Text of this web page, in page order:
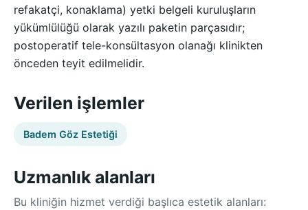
refakatçi, konaklama) yetki belgeli kuruluşların
yükümlülüğü olarak yazılı paketin parçasıdır;
postoperatif tele-konsültasyon olanağı klinikten
önceden teyit edilmelidir.
Verilen işlemler
Badem Göz Estetiği
Uzmanlık alanları
Bu kliniğin hizmet verdiği başlıca estetik alanları: